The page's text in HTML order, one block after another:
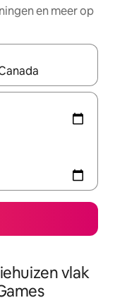
en meer op
maak je een keuze
vlak